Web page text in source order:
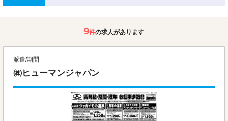
9件の求人があります
派遣/期間
㈱ヒューマンジャパン